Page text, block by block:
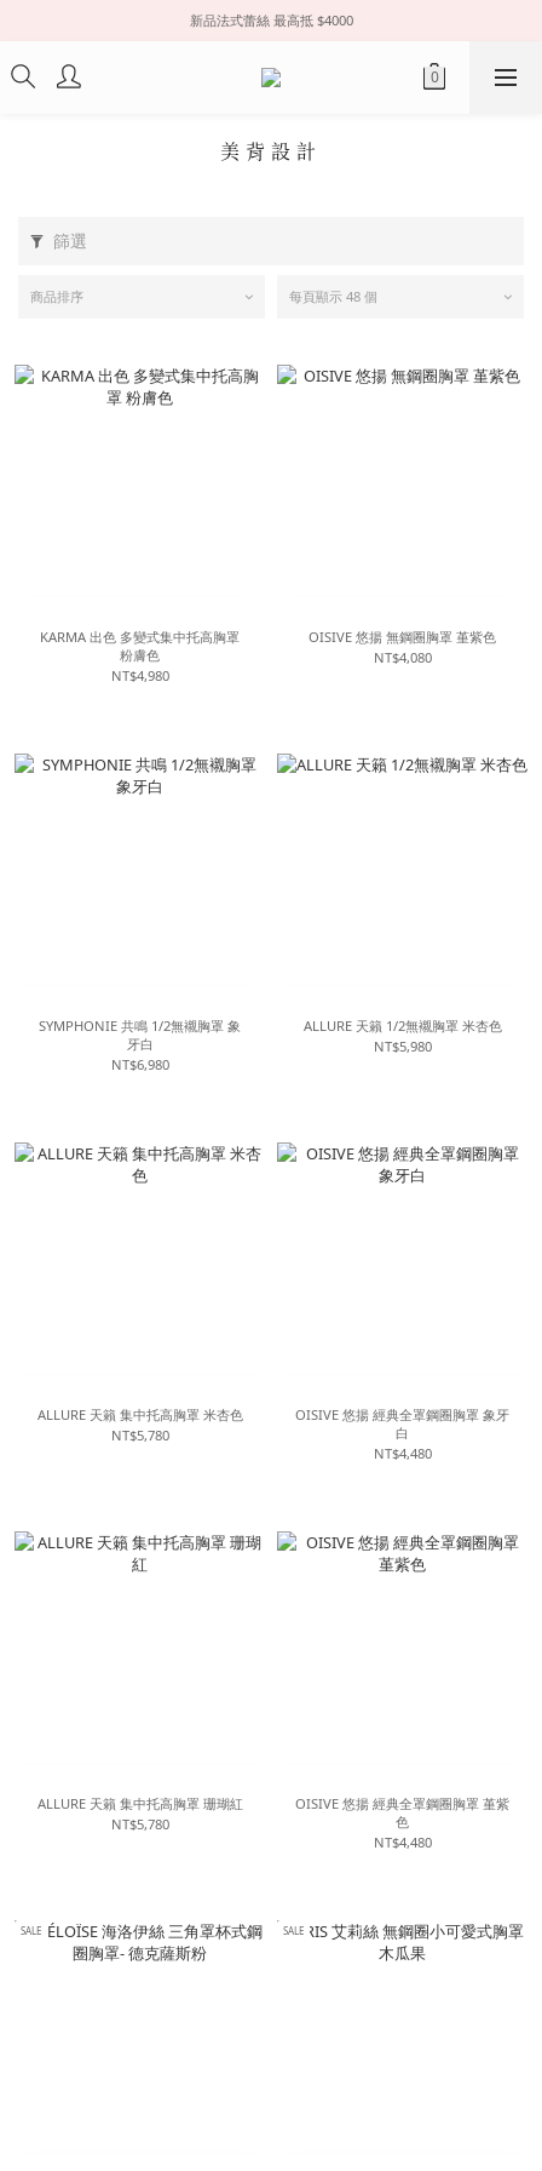
新品法式蕾絲 最高抵 $4000
美背設計
篩選
商品排序 每頁顯示 48 個
KARMA 出色 多變式集中托高胸罩
粉膚色
NT$4,980
OISIVE 悠揚 無鋼圈胸罩 堇紫色
NT$4,080
SYMPHONIE 共鳴 1/2無襯胸罩 象
牙白
NT$6,980
ALLURE 天籟 1/2無襯胸罩 米杏色
NT$5,980
ALLURE 天籟 集中托高胸罩 米杏色
NT$5,780
OISIVE 悠揚 經典全罩鋼圈胸罩 象牙
白
NT$4,480
ALLURE 天籟 集中托高胸罩 珊瑚紅
NT$5,780
OISIVE 悠揚 經典全罩鋼圈胸罩 堇紫
色
NT$4,480
SALE SALE